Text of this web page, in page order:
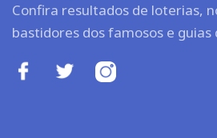
Confira resultados de loterias,
bastidores dos famosos e guias